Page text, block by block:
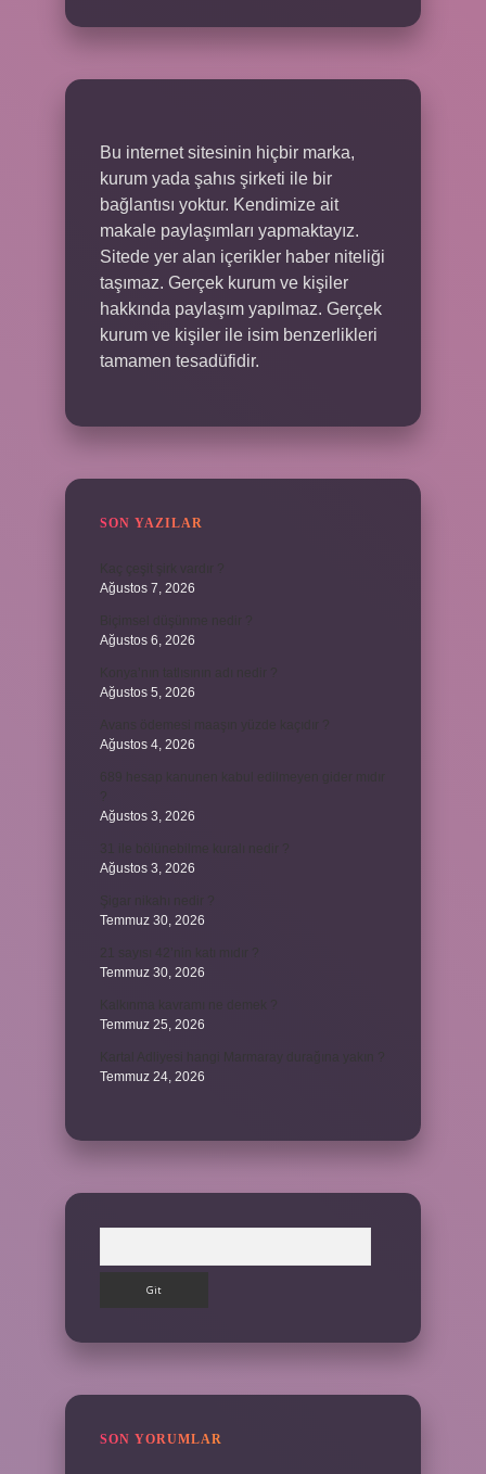
Bu internet sitesinin hiçbir marka,
kurum yada şahıs şirketi ile bir
bağlantısı yoktur. Kendimize ait
makale paylaşımları yapmaktayız.
Sitede yer alan içerikler haber niteliği
taşımaz. Gerçek kurum ve kişiler
hakkında paylaşım yapılmaz. Gerçek
kurum ve kişiler ile isim benzerlikleri
tamamen tesadüfidir.
SON YAZILAR
Ağustos 7, 2026
Ağustos 6, 2026
Ağustos 5, 2026
Ağustos 4, 2026
Ağustos 3, 2026
Ağustos 3, 2026
Temmuz 30, 2026
Temmuz 30, 2026
Temmuz 25, 2026
Temmuz 24, 2026
SON YORUMLAR